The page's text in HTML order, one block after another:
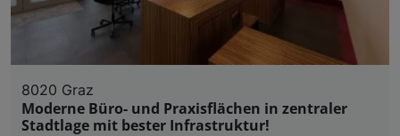
8020 Graz
Moderne Büro- und Praxisflächen in zentraler
Stadtlage mit bester Infrastruktur!